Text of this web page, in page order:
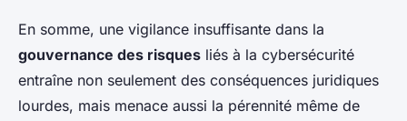
En somme, une vigilance insuffisante dans la
gouvernance des risques liés à la cybersécurité
entraîne non seulement des conséquences juridiques
lourdes, mais menace aussi la pérennité même de